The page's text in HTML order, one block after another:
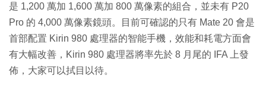
是 1,200 萬加 1,600 萬加 800 萬像素的組合，並未有 P20
Pro 的 4,000 萬像素鏡頭。目前可確認的只有 Mate 20 會是
首部配置 Kirin 980 處理器的智能手機，效能和耗電方面會
有大幅改善，Kirin 980 處理器將率先於 8 月尾的 IFA 上發
佈，大家可以拭目以待。